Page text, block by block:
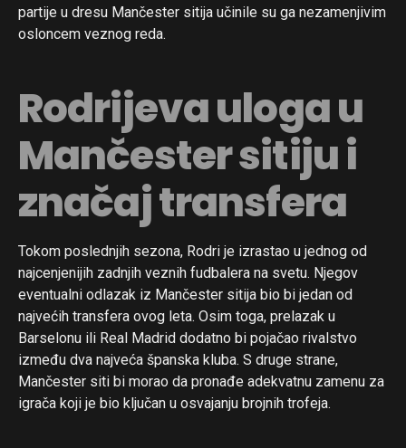
partije u dresu Mančester sitija učinile su ga nezamenjivim
osloncem veznog reda.
Rodrijeva uloga u
Mančester sitiju i
značaj transfera
Tokom poslednjih sezona, Rodri je izrastao u jednog od
najcenjenijih zadnjih veznih fudbalera na svetu. Njegov
eventualni odlazak iz Mančester sitija bio bi jedan od
najvećih transfera ovog leta. Osim toga, prelazak u
Barselonu ili Real Madrid dodatno bi pojačao rivalstvo
između dva najveća španska kluba. S druge strane,
Mančester siti bi morao da pronađe adekvatnu zamenu za
igrača koji je bio ključan u osvajanju brojnih trofeja.